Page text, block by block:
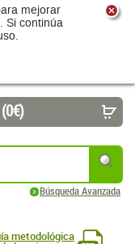
mejorar
Si continúa
Búsqueda Avanzada
(0 €)
metodológica